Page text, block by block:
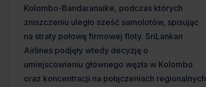
Kolombo-Bandaranaike, podczas których
zniszczeniu uległo sześć samolotów, spisując
na straty połowę firmowej floty. SriLankan
Airlines podjęły wtedy decyzję o
umiejscowieniu głównego węzła w Kolombo
oraz koncentracji na połączeniach regionalnych